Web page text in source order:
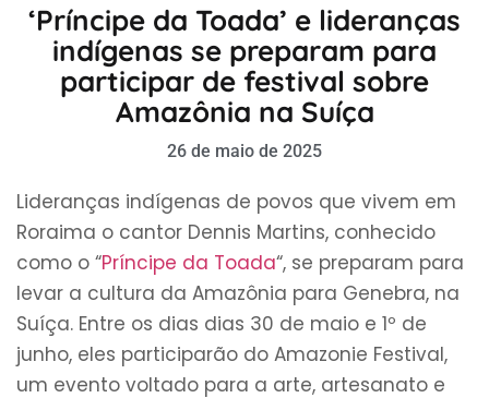
‘Príncipe da Toada’ e lideranças
indígenas se preparam para
participar de festival sobre
Amazônia na Suíça
26 de maio de 2025
Lideranças indígenas de povos que vivem em
Roraima o cantor Dennis Martins, conhecido
como o “Príncipe da Toada“, se preparam para
levar a cultura da Amazônia para Genebra, na
Suíça. Entre os dias dias 30 de maio e 1º de
junho, eles participarão do Amazonie Festival,
um evento voltado para a arte, artesanato e